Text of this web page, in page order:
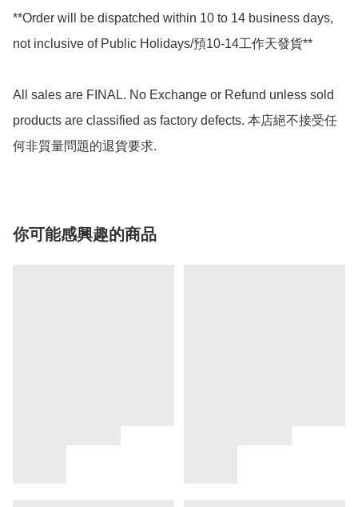
**Order will be dispatched within 10 to 14 business days,
not inclusive of Public Holidays/預10-14工作天發貨**
All sales are FINAL. No Exchange or Refund unless sold
products are classified as factory defects. 本店絕不接受任
何非質量問題的退貨要求.
你可能感興趣的商品